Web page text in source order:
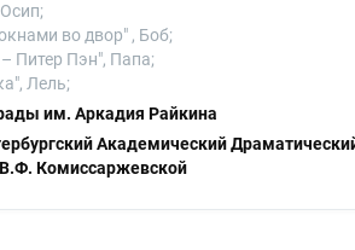
во двор" , Боб;
Питер Пэн", Папа;
Лель;
им. Аркадия Райкина
Академический
Комиссаржевской